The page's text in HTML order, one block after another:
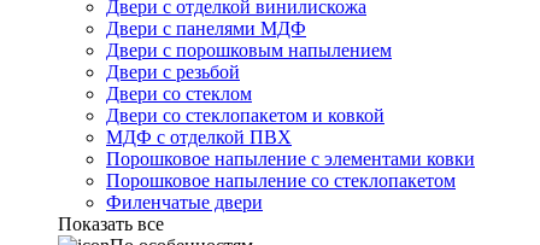
Двери с отделкой винилискожа
Двери с панелями МДФ
Двери с порошковым напылением
Двери с резьбой
Двери со стеклом
Двери со стеклопакетом и ковкой
МДФ с отделкой ПВХ
Порошковое напыление с элементами ковки
Порошковое напыление со стеклопакетом
Филенчатые двери
Показать все